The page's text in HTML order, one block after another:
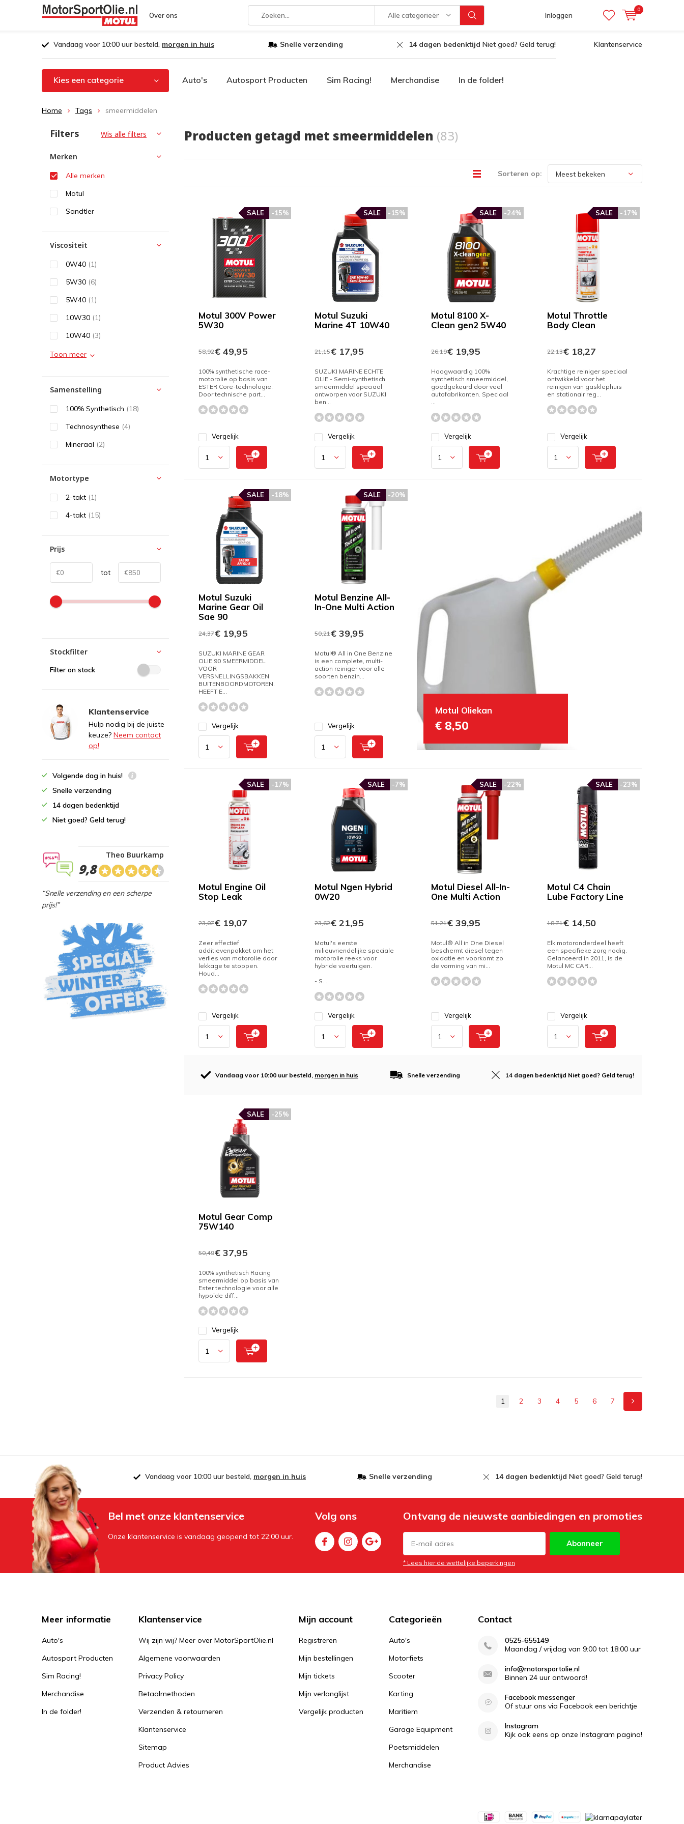
Over ons Alle categorieën Inloggen
0
Vandaag voor 10:00 uur besteld, morgen in huis Snelle verzending 14 dagen bedenktijd Niet goed? Geld terug! Klantenservice
Kies een categorie Auto's Autosport Producten Sim Racing! Merchandise In de folder!
Home Tags smeermiddelen
Producten getagd met smeermiddelen (83)
Sorteren op:
Motul 300V Power
5W30
-15%
SALE
58,92€ 49,95
100% synthetische race-
motorolie op basis van
ESTER Core-technologie.
Door technische part...
Vergelijk
Motul Suzuki
Marine 4T 10W40
-15%
SALE
21,15€ 17,95
SUZUKI MARINE ECHTE
OLIE - Semi-synthetisch
smeermiddel speciaal
ontworpen voor SUZUKI
ben...
Vergelijk
Motul 8100 X-
Clean gen2 5W40
-24%
SALE
26,19€ 19,95
Hoogwaardig 100%
synthetisch smeermiddel,
goedgekeurd door veel
autofabrikanten. Speciaal
...
Vergelijk
Motul Throttle
Body Clean
-17%
SALE
22,13€ 18,27
Krachtige reiniger speciaal
ontwikkeld voor het
reinigen van gasklephuis
en stationair reg...
Vergelijk
Motul Suzuki
Marine Gear Oil
Sae 90
-18%
SALE
24,37€ 19,95
SUZUKI MARINE GEAR
OLIE 90 SMEERMIDDEL
VOOR
VERSNELLINGSBAKKEN
BUITENBOORDMOTOREN.
HEEFT E...
Vergelijk
Motul Benzine All-
In-One Multi Action
-20%
SALE
50,21€ 39,95
Motul® All in One Benzine
is een complete, multi-
action reiniger voor alle
soorten benzin...
Vergelijk
Motul Oliekan
€ 8,50
Motul Engine Oil
Stop Leak
-17%
SALE
23,07€ 19,07
Zeer effectief
additievenpakket om het
verlies van motorolie door
lekkage te stoppen.
Houd...
Vergelijk
Motul Ngen Hybrid
0W20
-7%
SALE
23,62€ 21,95
Motul's eerste
milieuvriendelijke speciale
motorolie reeks voor
hybride voertuigen.
- S...
Vergelijk
Motul Diesel All-In-
One Multi Action
-22%
SALE
51,21€ 39,95
Motul® All in One Diesel
beschermt diesel tegen
oxidatie en voorkomt zo
de vorming van mi...
Vergelijk
Motul C4 Chain
Lube Factory Line
-23%
SALE
18,71€ 14,50
Elk motoronderdeel heeft
een specifieke zorg nodig.
Gelanceerd in 2011, is de
Motul MC CAR...
Vergelijk
Vandaag voor 10:00 uur besteld, morgen in huis Snelle verzending 14 dagen bedenktijd Niet goed? Geld terug!
Motul Gear Comp
75W140
-25%
SALE
50,49€ 37,95
100% synthetisch Racing
smeermiddel op basis van
Ester technologie voor alle
hypoïde diff...
Vergelijk
1 2 3 4 5 6 7
Filters Wis alle filters
Merken
Alle merken
Motul
Sandtler
Viscositeit
0W40 (1)
5W30 (6)
5W40 (1)
10W30 (1)
10W40 (3)
Toon meer
Samenstelling
100% Synthetisch (18)
Technosynthese (4)
Mineraal (2)
Motortype
2-takt (1)
4-takt (15)
Prijs
tot
Stockfilter
Filter on stock
Klantenservice
Hulp nodig bij de juiste
keuze? Neem contact
op!
Volgende dag in huis!
Snelle verzending
14 dagen bedenktijd
Niet goed? Geld terug!
9,8
Theo Buurkamp
“Snelle verzending en een scherpe
prijs!”
Vandaag voor 10:00 uur besteld, morgen in huis Snelle verzending 14 dagen bedenktijd Niet goed? Geld terug!
Bel met onze klantenservice
Onze klantenservice is vandaag geopend tot 22:00 uur.
Volg ons Ontvang de nieuwste aanbiedingen en promoties
Abonneer
* Lees hier de wettelijke beperkingen
Meer informatie
Auto's
Autosport Producten
Sim Racing!
Merchandise
In de folder!
Klantenservice
Wij zijn wij? Meer over MotorSportOlie.nl
Algemene voorwaarden
Privacy Policy
Betaalmethoden
Verzenden & retourneren
Klantenservice
Sitemap
Product Advies
Mijn account
Registreren
Mijn bestellingen
Mijn tickets
Mijn verlanglijst
Vergelijk producten
Categorieën
Auto's
Motorfiets
Scooter
Karting
Maritiem
Garage Equipment
Poetsmiddelen
Merchandise
Contact
0525-655149
Maandag / vrijdag van 9:00 tot 18:00 uur
info@motorsportolie.nl
Binnen 24 uur antwoord!
Facebook messenger
Of stuur ons via Facebook een berichtje
Instagram
Kijk ook eens op onze Instagram pagina!